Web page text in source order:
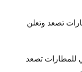
تصعد وتعلن
للمطارات تصعد